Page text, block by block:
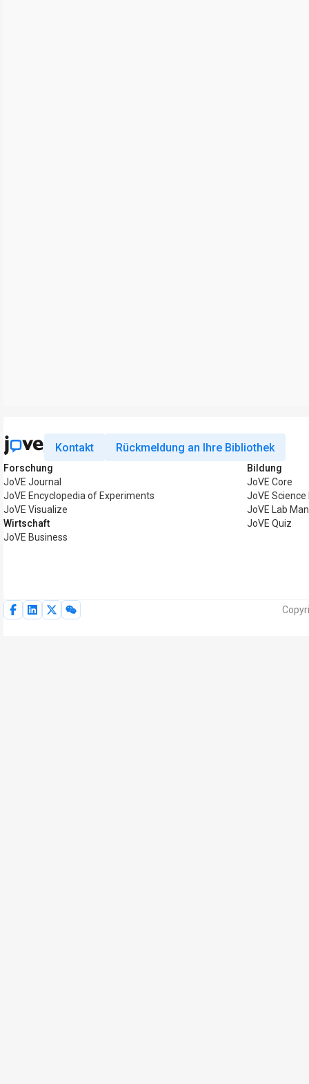
Kontakt Rückmeldung an Ihre Bibliothek
Forschung
JoVE Journal
JoVE Encyclopedia of Experiments
JoVE Visualize
Wirtschaft
JoVE Business
Bildung
JoVE Core
JoVE
JoVE Lab
JoVE Quiz